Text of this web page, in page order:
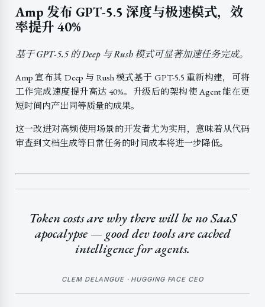
Amp 发布 GPT-5.5 深度与极速模式，效
率提升 40%
基于 GPT-5.5 的 Deep 与 Rush 模式可显著加速任务完成。
Amp 宣布其 Deep 与 Rush 模式基于 GPT-5.5 重新构建，可将
工作完成速度提升高达 40%。升级后的架构使 Agent 能在更
短时间内产出同等质量的成果。
这一改进对高频使用场景的开发者尤为实用，意味着从代码
审查到文档生成等日常任务的时间成本将进一步降低。
Token costs are why there will be no SaaS
apocalypse — good dev tools are cached
intelligence for agents.
CLEM DELANGUE · HUGGING FACE CEO